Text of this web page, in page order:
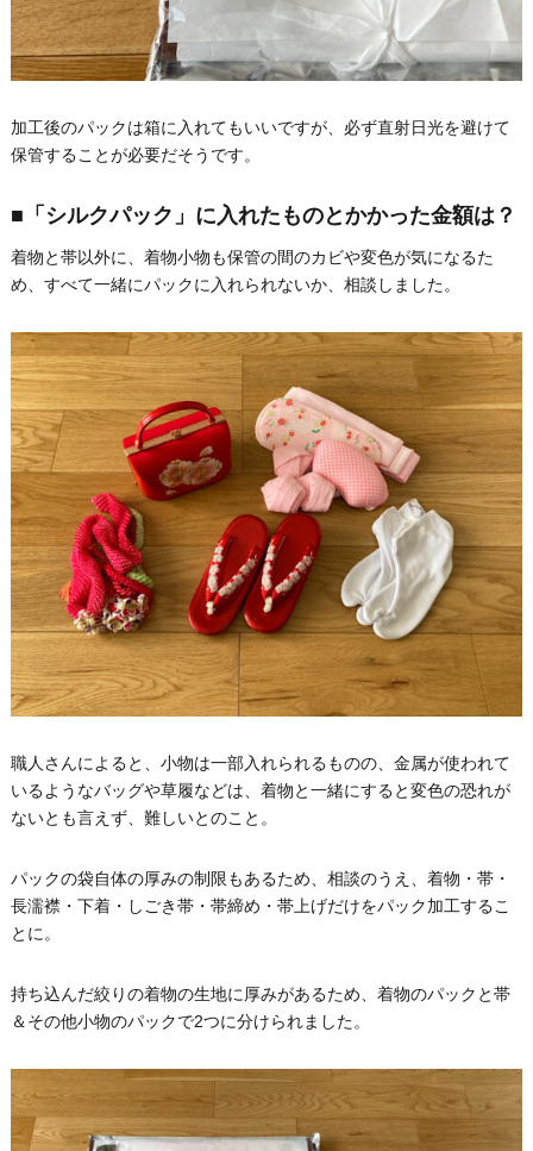
加工後のパックは箱に入れてもいいですが、必ず直射日光を避けて
保管することが必要だそうです。
■「シルクパック」に入れたものとかかった金額は？
着物と帯以外に、着物小物も保管の間のカビや変色が気になるた
め、すべて一緒にパックに入れられないか、相談しました。
職人さんによると、小物は一部入れられるものの、金属が使われて
いるようなバッグや草履などは、着物と一緒にすると変色の恐れが
ないとも言えず、難しいとのこと。
パックの袋自体の厚みの制限もあるため、相談のうえ、着物・帯・
長濡襟・下着・しごき帯・帯締め・帯上げだけをパック加工するこ
とに。
持ち込んだ絞りの着物の生地に厚みがあるため、着物のパックと帯
＆その他小物のパックで2つに分けられました。